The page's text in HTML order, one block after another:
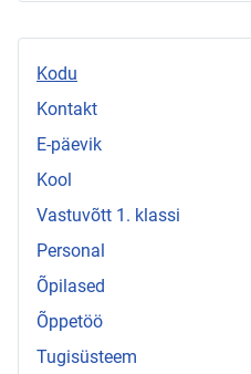
Kodu
Kontakt
E-päevik
Kool
Vastuvõtt 1. klassi
Personal
Õpilased
Õppetöö
Tugisüsteem